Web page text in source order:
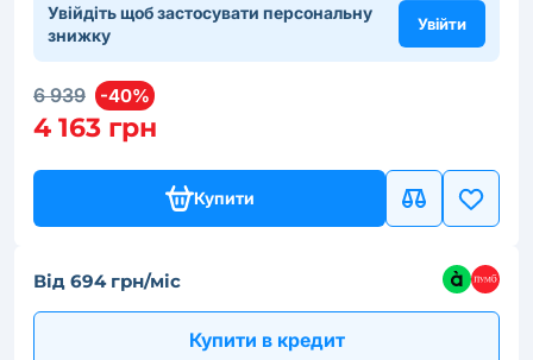
Увійдіть щоб застосувати персональну
знижку
Увійти
6 939 -40%
4 163 грн
Купити
Від 694 грн/міс
Купити в кредит